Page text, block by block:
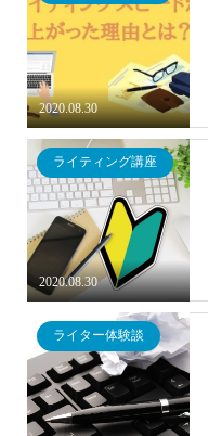
2020.08.30
2020.08.30
ライティング講座
ライター体験談